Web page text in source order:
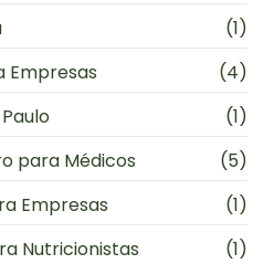
(1)
Empresas
(4)
(1)
para Médicos
(5)
Empresas
(1)
Nutricionistas
(1)